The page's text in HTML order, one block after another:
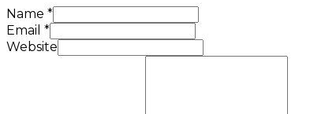
Name *
Email *
Website